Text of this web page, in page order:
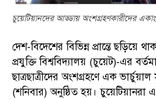
চুয়েটিয়ানদের আড্ডায় অংশগ্রহণকারীদের
দেশ-বিদেশের বিভিন্ন প্রান্তে ছড়িয়ে
প্রযুক্তি বিশ্ববিদ্যালয় (চুয়েট)-এর
ছাত্রছাত্রীদের অংশগ্রহণে এক
(শনিবার) অনুষ্ঠিত হয়। চুয়েটিয়ানরা